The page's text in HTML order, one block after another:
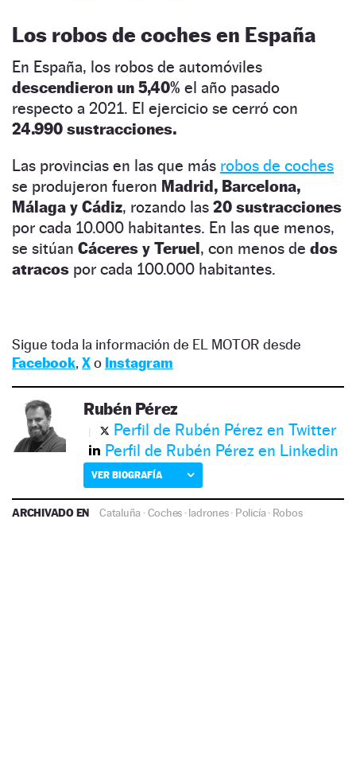
Los robos de coches en España
En España, los robos de automóviles
descendieron un 5,40% el año pasado
respecto a 2021. El ejercicio se cerró con
24.990 sustracciones.
Las provincias en las que más robos de coches
se produjeron fueron Madrid, Barcelona,
Málaga y Cádiz, rozando las 20 sustracciones
por cada 10.000 habitantes. En las que menos,
se sitúan Cáceres y Teruel, con menos de dos
atracos por cada 100.000 habitantes.
Sigue toda la información de EL MOTOR desde
Facebook, Xo Instagram
Rubén Pérez
Perfil de Rubén Pérez en Twitter
Perfil de Rubén Pérez en Linkedin
VER BIOGRAFÍA
ARCHIVADO EN Cataluña ·Coches ·ladrones· Policía· Robos